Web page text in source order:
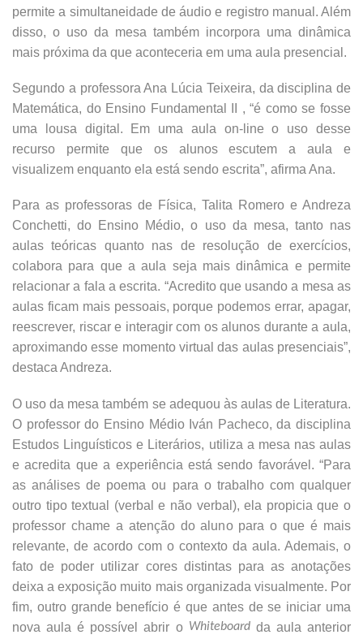
permite a simultaneidade de áudio e registro manual. Além
disso, o uso da mesa também incorpora uma dinâmica
mais próxima da que aconteceria em uma aula presencial.
Segundo a professora Ana Lúcia Teixeira, da disciplina de
Matemática, do Ensino Fundamental II , “é como se fosse
uma lousa digital. Em uma aula on-line o uso desse
recurso permite que os alunos escutem a aula e
visualizem enquanto ela está sendo escrita”, afirma Ana.
Para as professoras de Física, Talita Romero e Andreza
Conchetti, do Ensino Médio, o uso da mesa, tanto nas
aulas teóricas quanto nas de resolução de exercícios,
colabora para que a aula seja mais dinâmica e permite
relacionar a fala a escrita. “Acredito que usando a mesa as
aulas ficam mais pessoais, porque podemos errar, apagar,
reescrever, riscar e interagir com os alunos durante a aula,
aproximando esse momento virtual das aulas presenciais”,
destaca Andreza.
O uso da mesa também se adequou às aulas de Literatura.
O professor do Ensino Médio Iván Pacheco, da disciplina
Estudos Linguísticos e Literários, utiliza a mesa nas aulas
e acredita que a experiência está sendo favorável. “Para
as análises de poema ou para o trabalho com qualquer
outro tipo textual (verbal e não verbal), ela propicia que o
professor chame a atenção do aluno para o que é mais
relevante, de acordo com o contexto da aula. Ademais, o
fato de poder utilizar cores distintas para as anotações
deixa a exposição muito mais organizada visualmente. Por
fim, outro grande benefício é que antes de se iniciar uma
nova aula é possível abrir o Whiteboardda aula anterior